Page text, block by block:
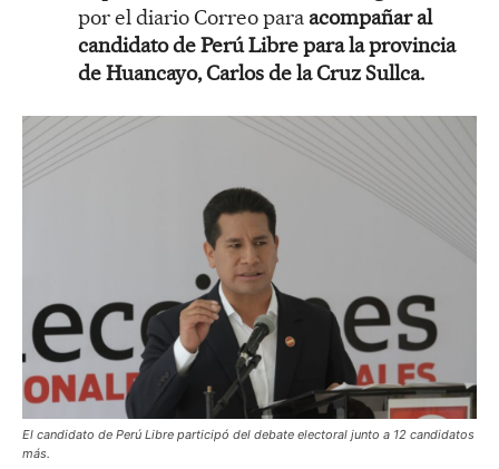
por el diario Correo para acompañar al
candidato de Perú Libre para la provincia
de Huancayo, Carlos de la Cruz Sullca.
El candidato de Perú Libre participó del debate electoral junto a 12 candidatos
más.